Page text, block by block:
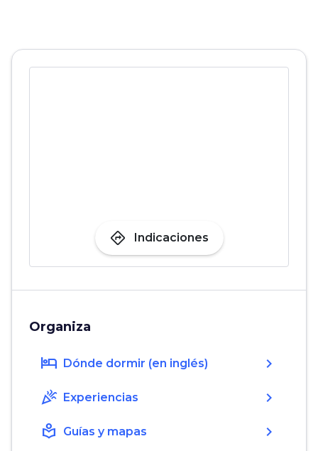
directions Indicaciones
Organiza
hotel Dónde dormir (en inglés) chevron_right
celebration Experiencias chevron_right
local_library Guías y mapas chevron_right